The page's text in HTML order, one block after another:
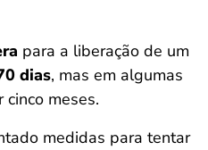
para a liberação de um
dias, mas em algumas
meses.
medidas para tentar